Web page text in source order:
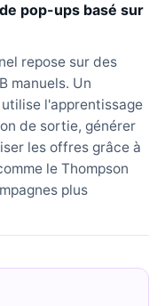
pop-ups basé sur
repose sur des
manuels. Un
l'apprentissage
de sortie, générer
les offres grâce à
le Thompson
plus